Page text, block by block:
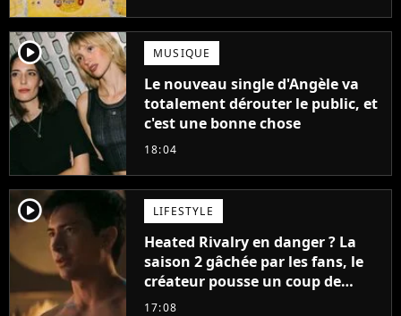
player2 MUSIQUE
Le nouveau single d'Angèle va
totalement dérouter le public, et
c'est une bonne chose
18:04
player2 LIFESTYLE
Heated Rivalry en danger ? La
saison 2 gâchée par les fans, le
créateur pousse un coup de
gueule
17:08